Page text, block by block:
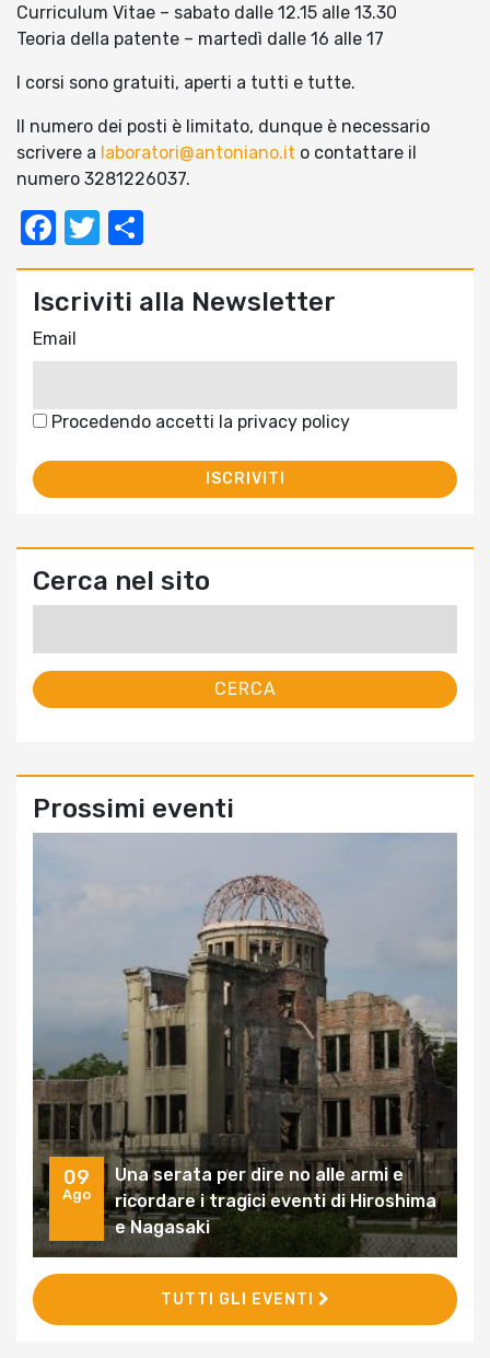
Curriculum Vitae – sabato dalle 12.15 alle 13.30
Teoria della patente – martedì dalle 16 alle 17
I corsi sono gratuiti, aperti a tutti e tutte.
Il numero dei posti è limitato, dunque è necessario
scrivere a laboratori@antoniano.it o contattare il
numero 3281226037.
Facebook
Twitter
Iscriviti alla Newsletter
Email
Procedendo accetti la privacy policy
Cerca nel sito
Prossimi eventi
09
Ago
Una serata per dire no alle armi e
ricordare i tragici eventi di Hiroshima
e Nagasaki
TUTTI GLI EVENTI